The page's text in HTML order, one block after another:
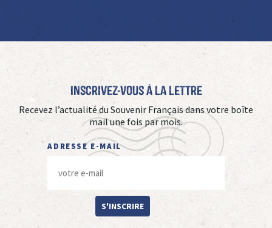
Inscrivez-vous à La Lettre
Recevez l’actualité du Souvenir Français dans votre boîte
mail une fois par mois.
ADRESSE E-MAIL
S'INSCRIRE